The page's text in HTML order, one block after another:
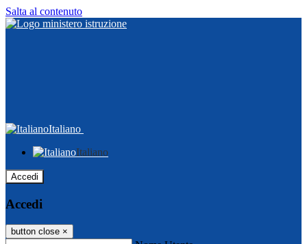
Salta al contenuto
Italiano
Italiano
Accedi
Accedi
button close ×